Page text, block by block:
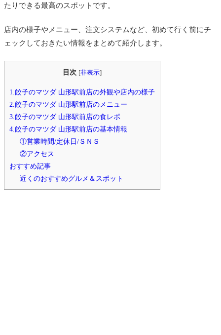
たりできる最高のスポットです。
店内の様子やメニュー、注文システムなど、初めて行く前にチ
ェックしておきたい情報をまとめて紹介します。
目次 [非表示]
1.餃子のマツダ 山形駅前店の外観や店内の様子
2.餃子のマツダ 山形駅前店のメニュー
3.餃子のマツダ 山形駅前店の食レポ
4.餃子のマツダ 山形駅前店の基本情報
①営業時間/定休日/ＳＮＳ
②アクセス
おすすめ記事
近くのおすすめグルメ＆スポット